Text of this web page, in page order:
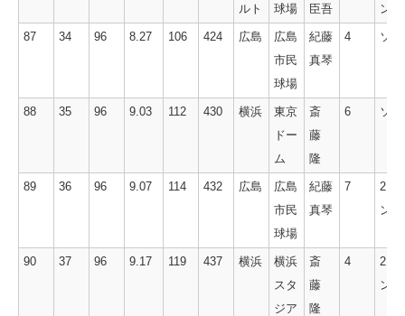
ルト
球場
臣吾
ン
87 34 96 8.27 106 424 広島
広島
市民
球場
紀藤
真琴
4 ソロ
88 35 96 9.03 112 430 横浜
東京
ドー
ム
斎
藤
隆
6 ソロ
89 36 96 9.07 114 432 広島
広島
市民
球場
紀藤
真琴
7
2ラ
ン
90 37 96 9.17 119 437 横浜
横浜
スタ
ジア
斎
藤
隆
4
2ラ
ン